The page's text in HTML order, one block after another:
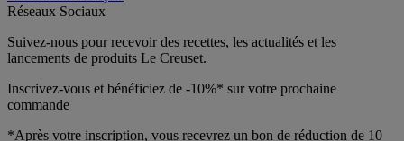
Réseaux Sociaux
Suivez-nous pour recevoir des recettes, les actualités et les
lancements de produits Le Creuset.
Inscrivez-vous et bénéficiez de -10%* sur votre prochaine
commande
*Après votre inscription, vous recevrez un bon de réduction de 10